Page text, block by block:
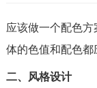
应该做一个配色
体的色值和配色都
二、风格设计